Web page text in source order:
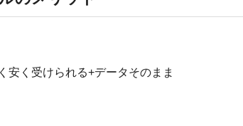
安く受けられる+データそのまま